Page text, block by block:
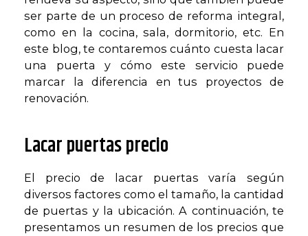
ser parte de un proceso de reforma integral,
como en la cocina, sala, dormitorio, etc. En
este blog, te contaremos cuánto cuesta lacar
una puerta y cómo este servicio puede
marcar la diferencia en tus proyectos de
renovación.
Lacar puertas precio
El precio de lacar puertas varía según
diversos factores como el tamaño, la cantidad
de puertas y la ubicación. A continuación, te
presentamos un resumen de los precios que